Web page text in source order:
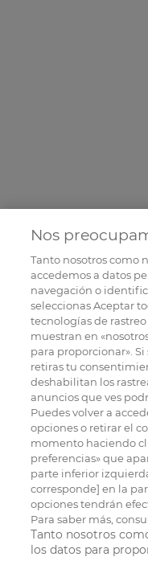
Nos
Tanto nosotros como
accedemos a datos
navegación o
seleccionas Aceptar
tecnologías de
muestran en
para proporcionar».
retiras tu
deshabilitan los
anuncios que ves
Puedes volver a
opciones o retirar el
momento haciendo
preferencias» que
parte inferior
corresponde] en la
opciones tendrán
Para saber más,
Tanto nosotros
los datos para